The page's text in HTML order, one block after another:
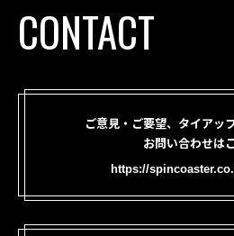
CONTACT
ご意見・ご要望、タイアッ
お問い合わせは
https://